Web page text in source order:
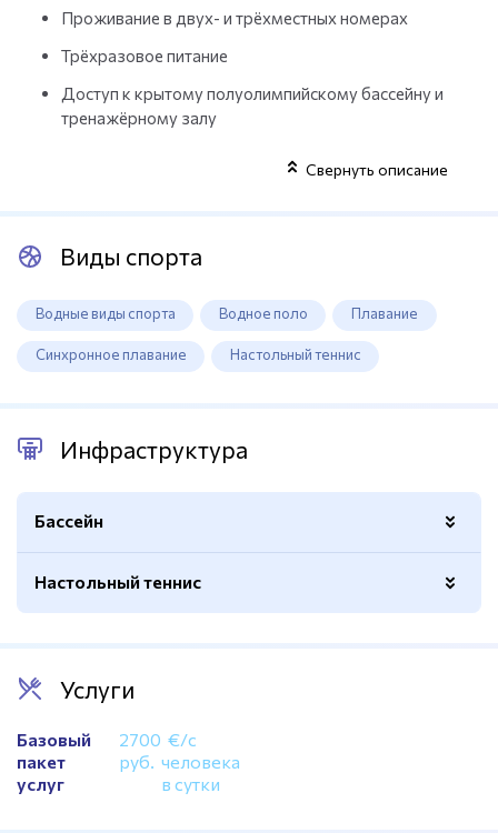
Проживание в двух- и трёхместных номерах
Трёхразовое питание
Доступ к крытому полуолимпийскому бассейну и
тренажёрному залу
источниками, и в Врнячке-Бане ты получаешь их в
сочетании с комфортом и удобством, не выходя за
баланс между активным отдыхом и полным
восстановлением.
Свернуть описание
Виды спорта
Водные виды спорта Водное поло Плавание
Синхронное плавание Настольный теннис
Инфраструктура
Бассейн
Спортивный
Да
Стартовые тумбы
25 метров
Есть
Настольный теннис
Услуги
Базовый
пакет
услуг
2700
руб.
€/с
человека
в сутки